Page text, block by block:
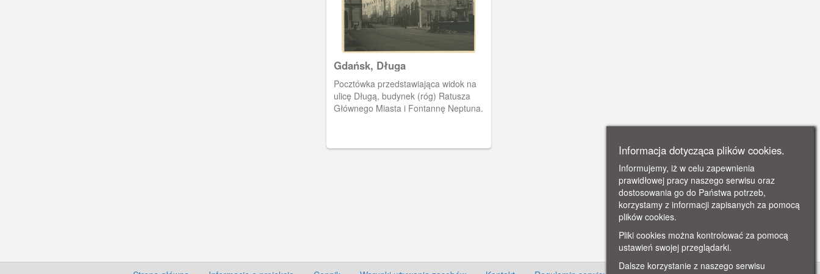
Gdańsk, Długa
Pocztówka przedstawiająca widok na
ulicę Długą, budynek (róg) Ratusza
Głównego Miasta i Fontannę Neptuna.
Informacja dotycząca plików cookies.
Informujemy, iż w celu zapewnienia
prawidłowej pracy naszego serwisu oraz
dostosowania go do Państwa potrzeb,
korzystamy z informacji zapisanych za pomocą
plików cookies.
Pliki cookies można kontrolować za pomocą
ustawień swojej przeglądarki.
Dalsze korzystanie z naszego serwisu